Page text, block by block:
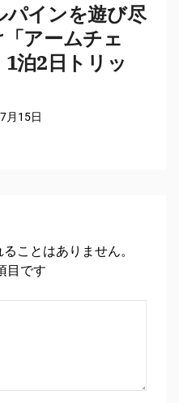
パインを遊び尽
アームチェ
泊2日トリッ
月15日
ことはありません。
目です